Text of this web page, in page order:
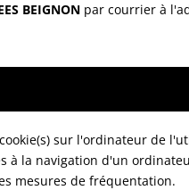
BEIGNON par courrier à
sur l'ordinateur de
la navigation d'un
mesures de fréquentation.